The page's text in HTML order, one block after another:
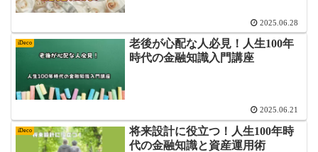
2025.06.28
iDeco
老後が心配な人必見！人生100年
時代の金融知識入門講座
2025.06.21
iDeco
将来設計に役立つ！人生100年時
代の金融知識と資産運用術